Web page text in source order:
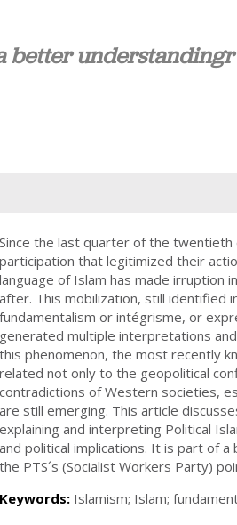
better understandingr
Since the last quarter of the
participation that legitimized their
language of Islam has made irruption
after. This mobilization, still identified
fundamentalism or intégrisme, or
generated multiple interpretations
this phenomenon, the most recently
related not only to the geopolitical
contradictions of Western societies,
are still emerging. This article
explaining and interpreting Political
and political implications. It is part of
the PTS´s (Socialist Workers Party)
Keywords: Islamism; Islam;